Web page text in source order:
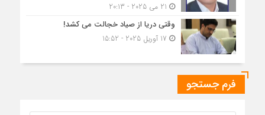
وقتی دریا از صیاد خجالت می کشد!
فرم جستجو